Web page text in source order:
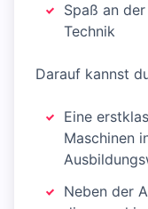
Spaß an
Technik
Darauf kannst
Eine
Maschinen
Neben der